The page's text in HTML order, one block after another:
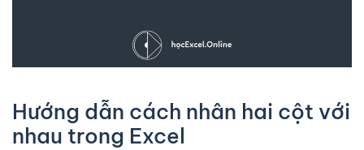
Hướng dẫn cách nhân hai cột với
nhau trong Excel